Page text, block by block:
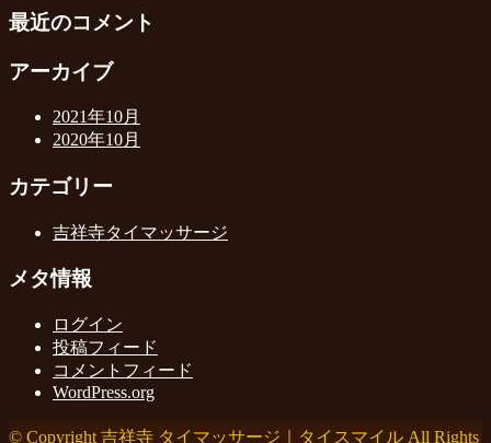
最近のコメント
アーカイブ
2021年10月
2020年10月
カテゴリー
吉祥寺タイマッサージ
メタ情報
ログイン
投稿フィード
コメントフィード
WordPress.org
© Copyright 吉祥寺 タイマッサージ｜タイスマイル All Rights